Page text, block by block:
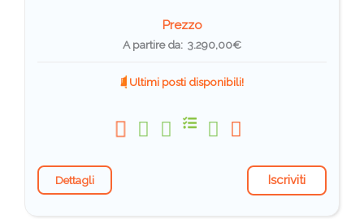
Prezzo
A partire da: 3.290,00€
Ultimi posti disponibili!
Dettagli Iscriviti